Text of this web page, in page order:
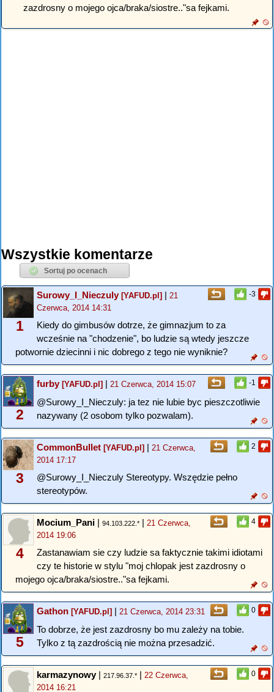
zazdrosny o mojego ojca/braka/siostre.."sa fejkami.
Wszystkie komentarze
-3
1
Surowy_I_Nieczuly[YAFUD.pl] | 21
Czerwca, 2014 14:31
Kiedy do gimbusów dotrze, że gimnazjum to za
wcześnie na "chodzenie", bo ludzie są wtedy jeszcze
potwornie dziecinni i nic dobrego z tego nie wyniknie?
-1
2
furby[YAFUD.pl] | 21 Czerwca, 2014 15:07
@Surowy_I_Nieczuly: ja tez nie lubie byc pieszczotliwie
nazywany (2 osobom tylko pozwalam).
2
3
CommonBullet [YAFUD.pl] | 21 Czerwca,
2014 17:17
@Surowy_I_Nieczuly Stereotypy. Wszędzie pełno
stereotypów.
4
4
Mocium_Pani | 94.103.222.* | 21 Czerwca,
2014 19:06
Zastanawiam sie czy ludzie sa faktycznie takimi idiotami
czy te historie w stylu "moj chlopak jest zazdrosny o
mojego ojca/braka/siostre.."sa fejkami.
0
5
Gathon [YAFUD.pl] | 21 Czerwca, 2014 23:31
To dobrze, że jest zazdrosny bo mu zależy na tobie.
Tylko z tą zazdrością nie można przesadzić.
0
karmazynowy| 217.96.37.* | 22 Czerwca,
2014 16:21